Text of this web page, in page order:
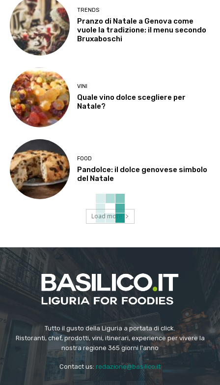
TRENDS
Pranzo di Natale a Genova come
vuole la tradizione: il menu secondo
Bruxaboschi
VINI
Quale vino dolce scegliere per
Natale?
FOOD
Pandolce: il dolce genovese simbolo
del Natale
Load more